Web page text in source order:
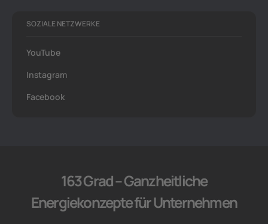
SOZIALE NETZWERKE
YouTube
Instagram
Facebook
163 Grad – Ganzheitliche
Energiekonzepte für Unternehmen